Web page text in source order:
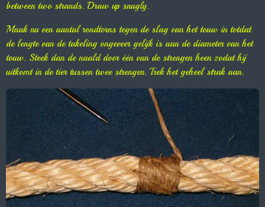
between two strands. Draw up snugly.
Maak nu een aantal rondtorns tegen de slag van het touw in totdat
de lengte van de takeling ongeveer gelijk is aan de diameter van het
touw. Steek dan de naald door één van de strengen heen zodat hij
uitkomt in de tier tussen twee strengen. Trek het geheel strak aan.